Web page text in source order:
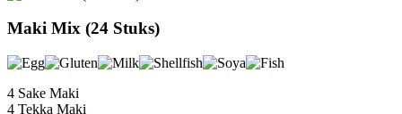
Maki Mix (24 Stuks)
4 Sake Maki
4 Tekka Maki